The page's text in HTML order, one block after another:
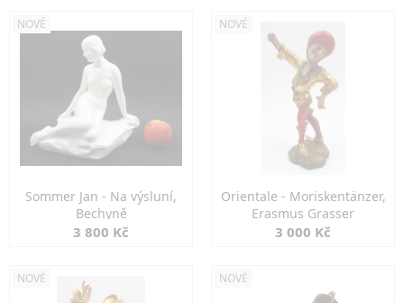
NOVÉ
Sommer Jan - Na výsluní,
Bechyně
3 800 Kč
NOVÉ
Orientale - Moriskentänzer,
Erasmus Grasser
3 000 Kč
NOVÉ NOVÉ